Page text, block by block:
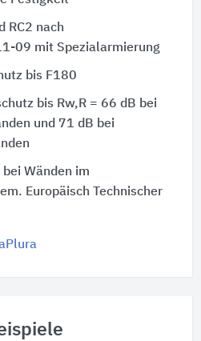
RC2 nach
09 mit Spezialarmierung
bis F180
bis Rw,R = 66 dB bei
und 71 dB bei
Wänden im
Europäisch Technischer